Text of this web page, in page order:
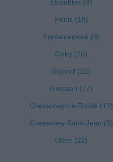
Etroubles (9)
Fénis (18)
Fontainemore (3)
Gaby (10)
Gignod (22)
Gressan (77)
Gressoney-La-Trinité (13)
Gressoney-Saint-Jean (3)
Hône (22)